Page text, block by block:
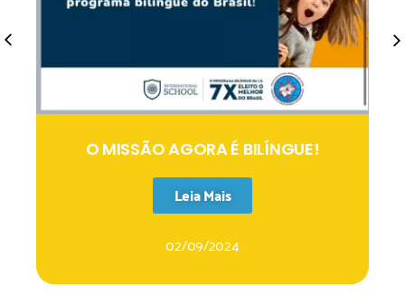
O MISSÃO AGORA É BILÍNGUE!
Leia Mais
02/09/2024